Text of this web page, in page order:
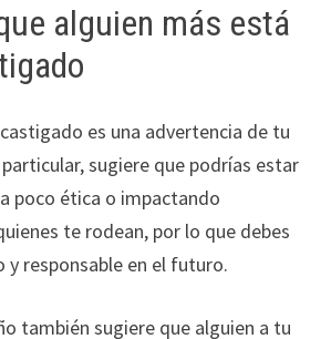
alguien más está
es una advertencia de tu
sugiere que podrías estar
poco ética o impactando
te rodean, por lo que debes
y responsable en el futuro.
también sugiere que alguien a tu